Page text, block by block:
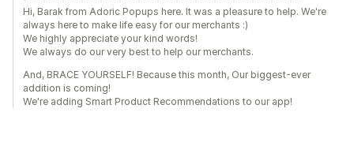
Hi, Barak from Adoric Popups here. It was a pleasure to help. We're
always here to make life easy for our merchants :)
We highly appreciate your kind words!
We always do our very best to help our merchants.
And, BRACE YOURSELF! Because this month, Our biggest-ever
addition is coming!
We're adding Smart Product Recommendations to our app!